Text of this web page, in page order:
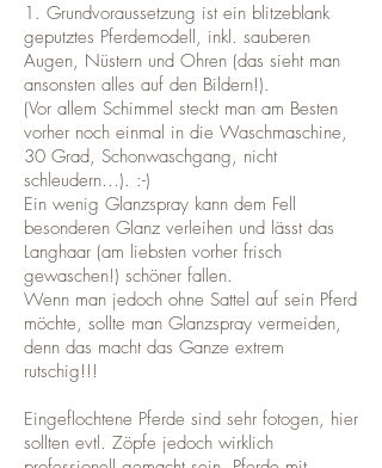
1. Grundvoraussetzung ist ein blitzeblank
geputztes Pferdemodell, inkl. sauberen
Augen, Nüstern und Ohren (das sieht man
ansonsten alles auf den Bildern!).
(Vor allem Schimmel steckt man am Besten
vorher noch einmal in die Waschmaschine,
30 Grad, Schonwaschgang, nicht
schleudern…). :-)
Ein wenig Glanzspray kann dem Fell
besonderen Glanz verleihen und lässt das
Langhaar (am liebsten vorher frisch
gewaschen!) schöner fallen.
Wenn man jedoch ohne Sattel auf sein Pferd
möchte, sollte man Glanzspray vermeiden,
denn das macht das Ganze extrem
rutschig!!!
Eingeflochtene Pferde sind sehr fotogen, hier
sollten evtl. Zöpfe jedoch wirklich